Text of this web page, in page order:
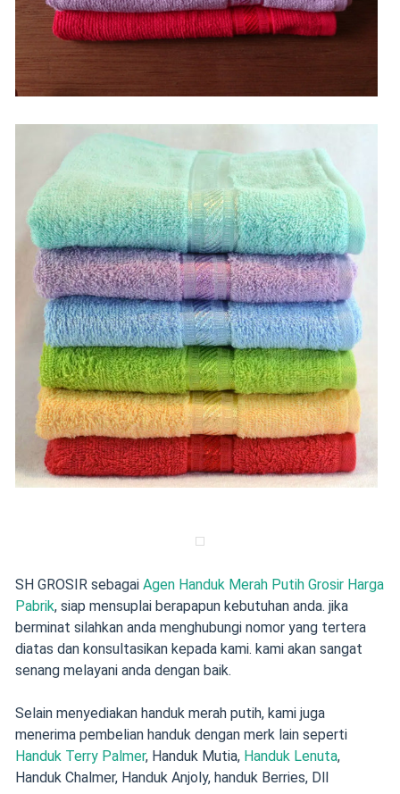
SH GROSIR sebagai Agen Handuk Merah Putih Grosir Harga
Pabrik, siap mensuplai berapapun kebutuhan anda. jika
berminat silahkan anda menghubungi nomor yang tertera
diatas dan konsultasikan kepada kami. kami akan sangat
senang melayani anda dengan baik.
Selain menyediakan handuk merah putih, kami juga
menerima pembelian handuk dengan merk lain seperti
Handuk Terry Palmer, Handuk Mutia, Handuk Lenuta,
Handuk Chalmer, Handuk Anjoly, handuk Berries, Dll